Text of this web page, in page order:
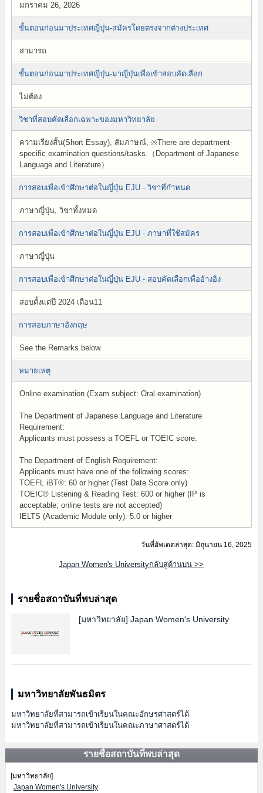
มกราคม 26, 2026
ขั้นตอนก่อนมาประเทศญี่ปุ่น-สมัครโดยตรงจากต่างประเทศ
สามารถ
ขั้นตอนก่อนมาประเทศญี่ปุ่น-มาญี่ปุ่นเพื่อเข้าสอบคัดเลือก
ไม่ต้อง
วิชาที่สอบคัดเลือกเฉพาะของมหาวิทยาลัย
ความเรียงสั้น(Short Essay), สัมภาษณ์, ※There are department-
specific examination questions/tasks.（Department of Japanese
Language and Literature）
การสอบเพื่อเข้าศึกษาต่อในญี่ปุ่น EJU - วิชาที่กำหนด
ภาษาญี่ปุ่น, วิชาทั้งหมด
การสอบเพื่อเข้าศึกษาต่อในญี่ปุ่น EJU - ภาษาที่ใช้สมัคร
ภาษาญี่ปุ่น
การสอบเพื่อเข้าศึกษาต่อในญี่ปุ่น EJU - สอบคัดเลือกเพื่ออ้างอิง
สอบตั้งแต่ปี 2024 เดือน11
การสอบภาษาอังกฤษ
See the Remarks below.
หมายเหตุ
Online examination (Exam subject: Oral examination)
The Department of Japanese Language and Literature
Requirement:
Applicants must possess a TOEFL or TOEIC score.
The Department of English Requirement:
Applicants must have one of the following scores:
TOEFL iBT®: 60 or higher (Test Date Score only)
TOEIC® Listening & Reading Test: 600 or higher (IP is
acceptable; online tests are not accepted)
IELTS (Academic Module only): 5.0 or higher
วันที่อัพเดตล่าสุด: มิถุนายน 16, 2025
Japan Women's Universityกลับสู่ด้านบน >>
รายชื่อสถาบันที่พบล่าสุด
[มหาวิทยาลัย] Japan Women's University
มหาวิทยาลัยพันธมิตร
มหาวิทยาลัยที่สามารถเข้าเรียนในคณะอักษรศาสตร์ได้
มหาวิทยาลัยที่สามารถเข้าเรียนในคณะภาษาศาสตร์ได้
รายชื่อสถาบันที่พบล่าสุด
[มหาวิทยาลัย]
Japan Women's University